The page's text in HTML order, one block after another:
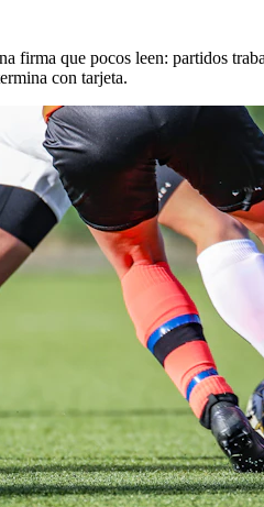
que pocos leen: partidos
con tarjeta.